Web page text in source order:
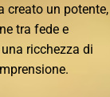
creato un potente,
tra fede e
ricchezza di